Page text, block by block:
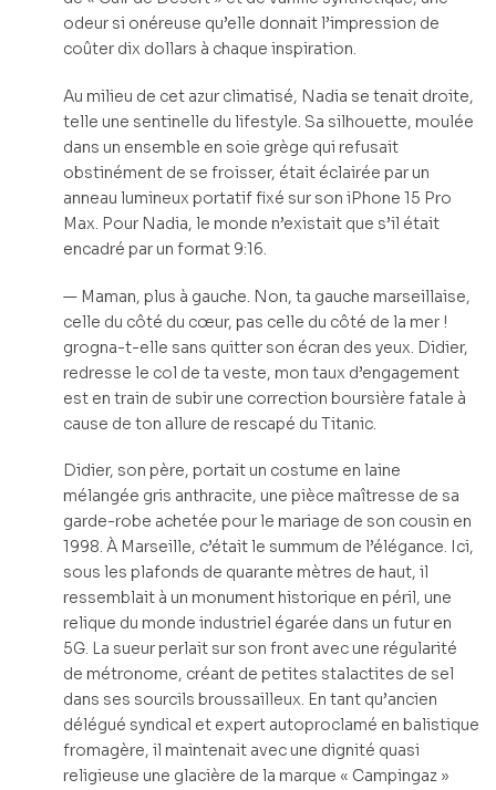
odeur si onéreuse qu’elle donnait l’impression de
coûter dix dollars à chaque inspiration.
Au milieu de cet azur climatisé, Nadia se tenait droite,
telle une sentinelle du lifestyle. Sa silhouette, moulée
dans un ensemble en soie grège qui refusait
obstinément de se froisser, était éclairée par un
anneau lumineux portatif fixé sur son iPhone 15 Pro
Max. Pour Nadia, le monde n’existait que s’il était
encadré par un format 9:16.
— Maman, plus à gauche. Non, ta gauche marseillaise,
celle du côté du cœur, pas celle du côté de la mer !
grogna-t-elle sans quitter son écran des yeux. Didier,
redresse le col de ta veste, mon taux d’engagement
est en train de subir une correction boursière fatale à
cause de ton allure de rescapé du Titanic.
Didier, son père, portait un costume en laine
mélangée gris anthracite, une pièce maîtresse de sa
garde-robe achetée pour le mariage de son cousin en
1998. À Marseille, c’était le summum de l’élégance. Ici,
sous les plafonds de quarante mètres de haut, il
ressemblait à un monument historique en péril, une
relique du monde industriel égarée dans un futur en
5G. La sueur perlait sur son front avec une régularité
de métronome, créant de petites stalactites de sel
dans ses sourcils broussailleux. En tant qu’ancien
délégué syndical et expert autoproclamé en balistique
fromagère, il maintenait avec une dignité quasi
religieuse une glacière de la marque « Campingaz »